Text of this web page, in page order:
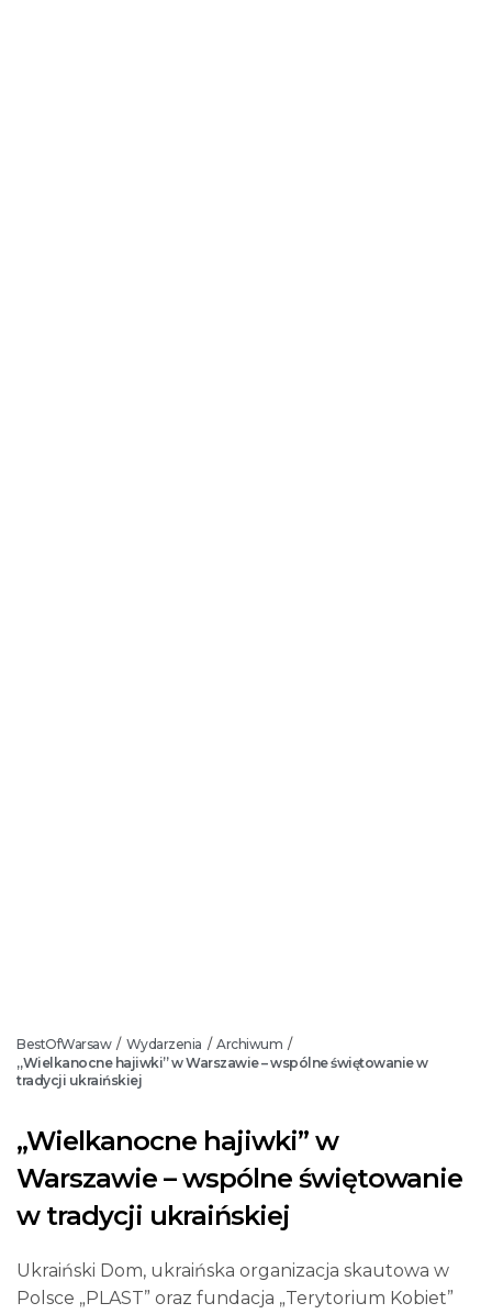
BestOfWarsaw / Wydarzenia / Archiwum /
„Wielkanocne hajiwki” w Warszawie – wspólne świętowanie w
tradycji ukraińskiej
„Wielkanocne hajiwki” w
Warszawie – wspólne świętowanie
w tradycji ukraińskiej
Ukraiński Dom, ukraińska organizacja skautowa w
Polsce „PLAST” oraz fundacja „Terytorium Kobiet”